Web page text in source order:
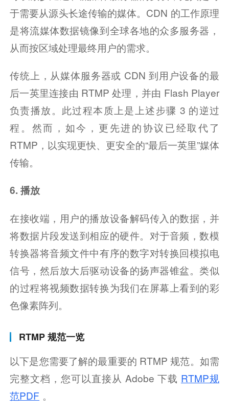
于需要从源头长途传输的媒体。CDN 的工作原理
是将流媒体数据镜像到全球各地的众多服务器，
从而按区域处理最终用户的需求。
传统上，从媒体服务器或 CDN 到用户设备的最
后一英里连接由 RTMP 处理，并由 Flash Player
负责播放。此过程本质上是上述步骤 3 的逆过
程。然而，如今，更先进的协议已经取代了
RTMP，以实现更快、更安全的“最后一英里”媒体
传输。
6. 播放
在接收端，用户的播放设备解码传入的数据，并
将数据片段发送到相应的硬件。对于音频，数模
转换器将音频文件中有序的数字对转换回模拟电
信号，然后放大后驱动设备的扬声器锥盆。类似
的过程将视频数据转换为我们在屏幕上看到的彩
色像素阵列。
RTMP 规范一览
以下是您需要了解的最重要的 RTMP 规范。如需
完整文档，您可以直接从 Adob​​e 下载 RTMP规
范PDF 。